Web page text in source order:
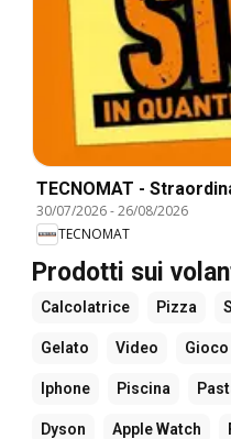
TECNOMAT -
30/07/2026-26/08/2026
TECNOMAT
Prodotti sui
Calcolatrice Pizza
Gelato Video Gioco
Iphone Piscina
Dyson Apple Watch